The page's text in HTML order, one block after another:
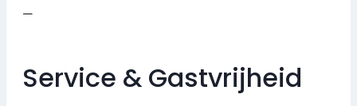
—
Service & Gastvrijheid